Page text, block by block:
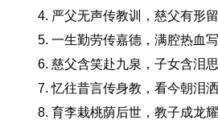
4. 严父无声传教训，慈父有形留
5. 一生勤劳传嘉德，满腔热血写
6. 慈父含笑赴九泉，子女含泪思
7. 忆往昔言传身教，看今朝泪洒
8. 育李栽桃荫后世，教子成龙耀